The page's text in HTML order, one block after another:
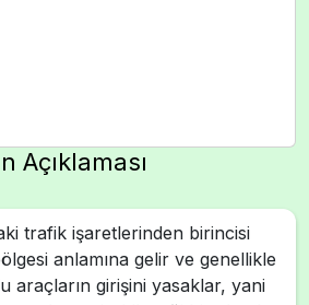
Açıklaması
trafik işaretlerinden birincisi
anlamına gelir ve genellikle
araçların girişini yasaklar, yani